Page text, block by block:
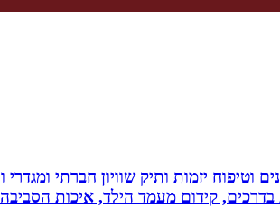
וטיפוח יזמות ותיק שוויון חברתי
בדרכים, קידום מעמד הילד, איכות